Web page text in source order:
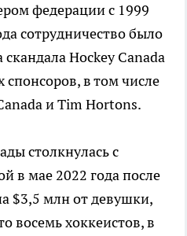
федерации с 1999
сотрудничество было
Hockey Canada
в том числе
и Tim Hortons.
столкнулась с
в мае 2022 года после
$3,5 млн от девушки,
восемь хоккеистов, в